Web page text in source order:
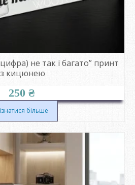
не так і багато” принт
кицюнею
250 ₴
більше